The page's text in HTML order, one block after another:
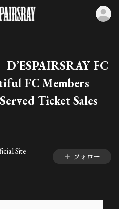
D’ESPAIRSRAY FC
FC Members
Ticket Sales
Site
フォロー